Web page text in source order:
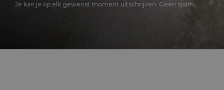
Je kan je op elk gewenst moment uitschrijven. Geen spam.